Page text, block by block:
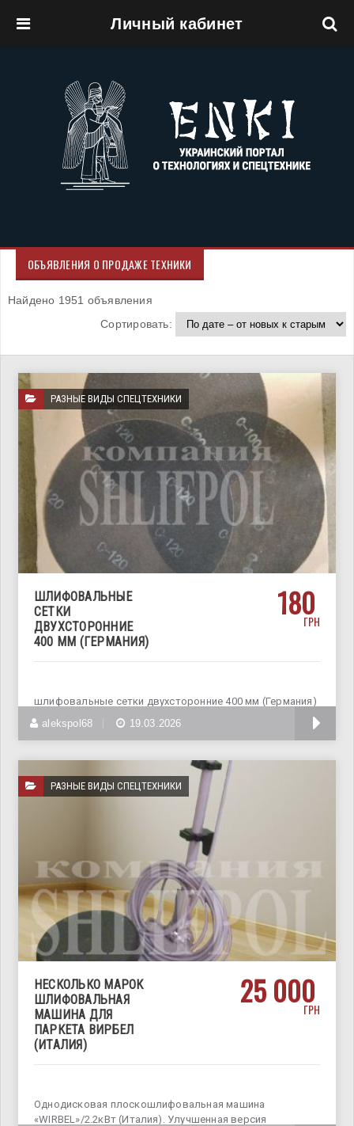
Личный кабинет
ОБЪЯВЛЕНИЯ О ПРОДАЖЕ ТЕХНИКИ
Найдено 1951 объявления
Сортировать:
РАЗНЫЕ ВИДЫ СПЕЦТЕХНИКИ
ШЛИФОВАЛЬНЫЕ
СЕТКИ
ДВУХСТОРОННИЕ
400 ММ (ГЕРМАНИЯ)
180
ГРН
шлифовальные сетки двухсторонние 400 мм (Германия)
шлифовальные двухсторонние сетки предназначены
alekspol68 19.03.2026
РАЗНЫЕ ВИДЫ СПЕЦТЕХНИКИ
НЕСКОЛЬКО МАРОК
ШЛИФОВАЛЬНАЯ
МАШИНА ДЛЯ
ПАРКЕТА ВИРБЕЛ
(ИТАЛИЯ)
25 000
ГРН
Однодисковая плоскошлифовальная машина
«WIRBEL»/2.2кВт (Италия). Улучшенная версия